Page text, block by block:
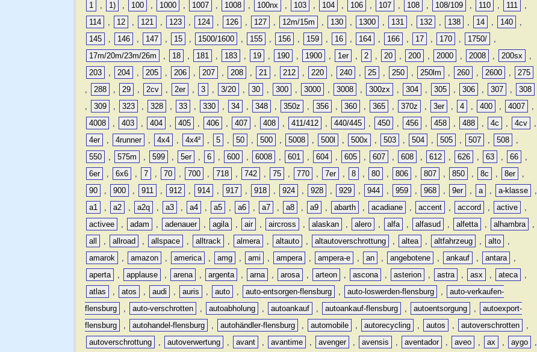
1
, 1) , 100 , 1000 , 1007 , 1008 , 100nx , 103 , 104 , 106 , 107 , 108 , 108/109 , 110 , 111
,
114
, 12 , 121 , 123 , 124 , 126 , 127 , 12m/15m , 130 , 1300 , 131 , 132 , 138 , 14 , 140
,
145
, 146 , 147 , 15 , 1500/1600 , 155 , 156 , 159 , 16 , 164 , 166 , 17 , 170 , 1750/
,
17m/20m/23m/26m
, 18 , 181 , 183 , 19 , 190 , 1900 , 1er , 2 , 20 , 200 , 2000 , 2008 , 200sx
,
203
, 204 , 205 , 206 , 207 , 208 , 21 , 212 , 220 , 240 , 25 , 250 , 250lm , 260 , 2600 ,
275
,
288 , 29 , 2cv , 2er , 3 , 3/20 , 30 , 300 , 3000 , 3008 , 300zx , 304 , 305 , 306 , 307 ,
308
,
309 , 323 , 328 , 33 , 330 , 34 , 348 , 350z , 356 , 360 , 365 , 370z , 3er , 4 , 400 , 4007
,
4008
, 403 , 404 , 405 , 406 , 407 , 408 , 411/412 , 440/445 , 450 , 456 , 458 , 488 , 4c , 4cv
,
4er
, 4runner , 4x4 , 4x4² , 5 , 50 , 500 , 5008 , 500l , 500x , 503 , 504 , 505 , 507 , 508
,
550
, 575m , 599 , 5er , 6 , 600 , 6008 , 601 , 604 , 605 , 607 , 608 , 612 , 626 , 63 , 66
,
6er
, 6x6 , 7 , 70 , 700 , 718 , 742 , 75 , 770 , 7er , 8 , 80 , 806 , 807 , 850 , 8c , 8er
,
90
, 900 , 911 , 912 , 914 , 917 , 918 , 924 , 928 , 929 , 944 , 959 , 968 , 9er , a , a-klasse
,
a1
, a2 , a2q , a3 , a4 , a5 , a6 , a7 , a8 , a9 , abarth , acadiane , accent , accord , active
,
activee
, adam , adenauer , agila , air , aircross , alaskan , alero , alfa , alfasud , alfetta , alhambra
,
all
, allroad , allspace , alltrack , almera , altauto , altautoverschrottung , altea , altfahrzeug , alto
,
amarok
, amazon , america , amg , ami , ampera , ampera-e , an , angebotene , ankauf , antara
,
aperta
, applause , arena , argenta , arna , arosa , arteon , ascona , asterion , astra , asx , ateca
,
atlas
, atos , audi , auris , auto , auto-entsorgen-flensburg , auto-loswerden-flensburg ,
auto-verkaufen-
flensburg
, auto-verschrotten , autoabholung , autoankauf , autoankauf-flensburg , autoentsorgung ,
autoexport-
flensburg
, autohandel-flensburg , autohändler-flensburg , automobile , autorecycling , autos , autoverschrotten
,
autoverschrottung
, autoverwertung , avant , avantime , avenger , avensis , aventador , aveo , ax , aygo
,